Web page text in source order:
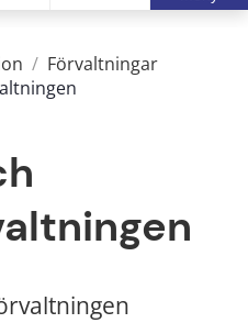
/ Förvaltningar